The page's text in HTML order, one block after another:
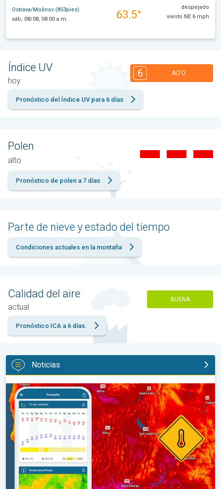
Ostrava/Mošnov (853pies)
sáb, 08/08, 08:00 a.m.
63.5°
despejado
viento NE 6 mph
Índice UV
hoy
6 ALTO
Pronóstico del Índice UV para 6 días
Polen
alto
Pronóstico de polen a 7 días
Parte de nieve y estado del tiempo
Condiciones actuales en la montaña
Calidad del aire
actual
BUENA
Pronóstico ICA a 6 días.
Noticias
Salto de 50 grados Fahrenheit. Extremos en el Noroeste. . .